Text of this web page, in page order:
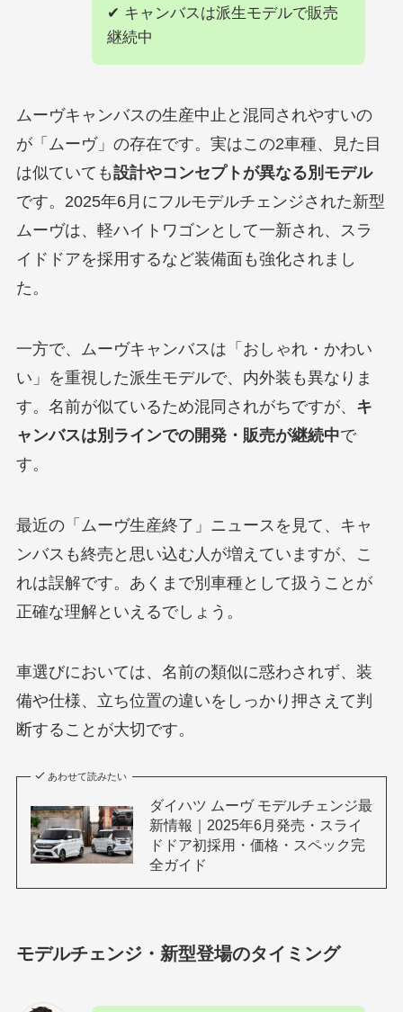
✔ キャンバスは派生モデルで販売
継続中
ムーヴキャンバスの生産中止と混同されやすいの
が「ムーヴ」の存在です。実はこの2車種、見た目
は似ていても設計やコンセプトが異なる別モデル
です。2025年6月にフルモデルチェンジされた新型
ムーヴは、軽ハイトワゴンとして一新され、スラ
イドドアを採用するなど装備面も強化されまし
た。
一方で、ムーヴキャンバスは「おしゃれ・かわい
い」を重視した派生モデルで、内外装も異なりま
す。名前が似ているため混同されがちですが、 キ
ャンバスは別ラインでの開発・販売が継続中で
す。
最近の「ムーヴ生産終了」ニュースを見て、キャ
ンバスも終売と思い込む人が増えていますが、こ
れは誤解です。あくまで別車種として扱うことが
正確な理解といえるでしょう。
車選びにおいては、名前の類似に惑わされず、装
備や仕様、立ち位置の違いをしっかり押さえて判
断することが大切です。
あわせて読みたい
ダイハツ ムーヴ モデルチェンジ最
新情報｜2025年6月発売・スライ
ドドア初採用・価格・スペック完
全ガイド
モデルチェンジ・新型登場のタイミング